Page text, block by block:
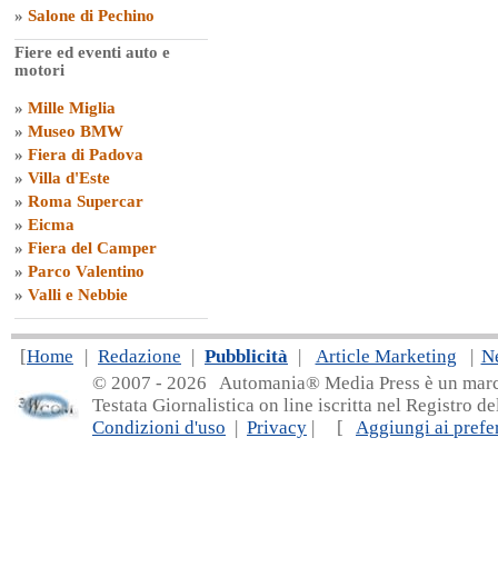
» Salone di Pechino
Fiere ed eventi auto e
motori
» Mille Miglia
» Museo BMW
» Fiera di Padova
» Villa d'Este
» Roma Supercar
» Eicma
» Fiera del Camper
» Parco Valentino
» Valli e Nebbie
[Home | Redazione | Pubblicità | Article Marketing |
© 2007 - 2026 Automania® Media Press è un
Testata Giornalistica on line iscritta nel Registro
Condizioni d'uso | Privacy | [ Aggiungi ai